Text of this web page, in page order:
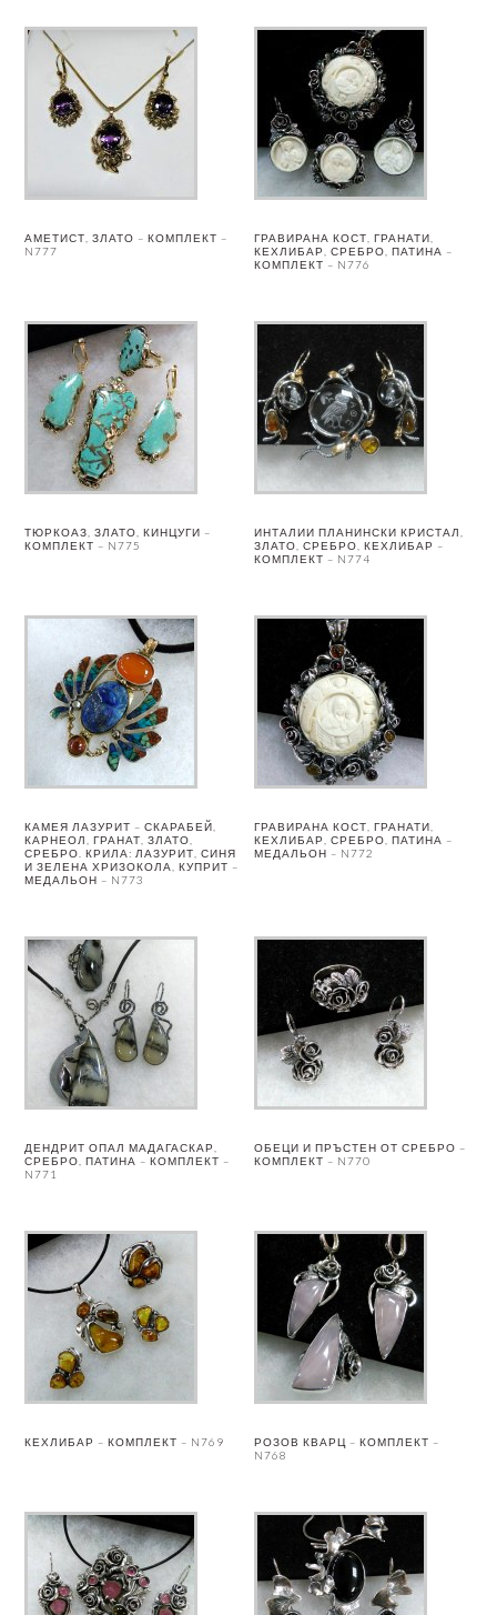
АМЕТИСТ, ЗЛАТО – КОМПЛЕКТ –
N777
ГРАВИРАНА КОСТ, ГРАНАТИ,
КЕХЛИБАР, СРЕБРО, ПАТИНА –
КОМПЛЕКТ – N776
ТЮРКОАЗ, ЗЛАТО, КИНЦУГИ –
КОМПЛЕКТ – N775
ИНТАЛИИ ПЛАНИНСКИ КРИСТАЛ,
ЗЛАТО, СРЕБРО, КЕХЛИБАР –
КОМПЛЕКТ – N774
КАМЕЯ ЛАЗУРИТ – СКАРАБЕЙ,
КАРНЕОЛ, ГРАНАТ, ЗЛАТО,
СРЕБРО. КРИЛА: ЛАЗУРИТ, СИНЯ
И ЗЕЛЕНА ХРИЗОКОЛА, КУПРИТ –
МЕДАЛЬОН – N773
ГРАВИРАНА КОСТ, ГРАНАТИ,
КЕХЛИБАР, СРЕБРО, ПАТИНА –
МЕДАЛЬОН – N772
ДЕНДРИТ ОПАЛ МАДАГАСКАР,
СРЕБРО, ПАТИНА – КОМПЛЕКТ –
N771
ОБЕЦИ И ПРЪСТЕН ОТ СРЕБРО –
КОМПЛЕКТ – N770
КЕХЛИБАР – КОМПЛЕКТ – N769
РОЗОВ КВАРЦ – КОМПЛЕКТ –
N768